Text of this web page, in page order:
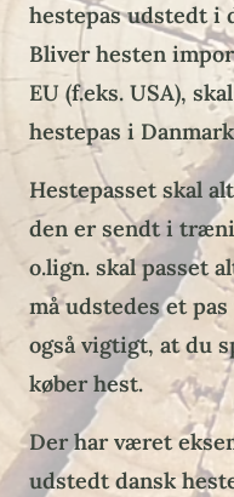
hestepas udstedt i
Bliver hesten
EU (f.eks. USA),
hestepas i
Hestepasset skal
den er sendt i
o.lign. skal passet
må udstedes et
også vigtigt, at du
køber hest.
Der har været
udstedt dansk